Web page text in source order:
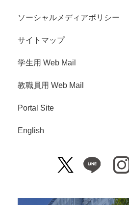
ソーシャルメディアポリシー
サイトマップ
学生用 Web Mail
教職員用 Web Mail
Portal Site
English